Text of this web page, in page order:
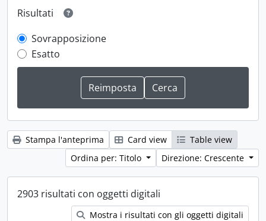
Risultati
Sovrapposizione
Esatto
Stampa l'anteprima Card view
Table view
Ordina per: Titolo
Direzione: Crescente
2903 risultati con oggetti digitali
Mostra i risultati con gli oggetti digitali